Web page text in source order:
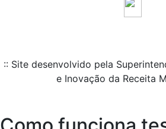
:: Site desenvolvido pela
e Inovação da Receita